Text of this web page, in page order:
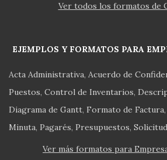
Ver todos los formatos de
EJEMPLOS Y FORMATOS PARA
Acta Administrativa Acuerdo de
Puestos Control de Inventarios
Diagrama de Gantt Formato de Factura
Minuta Pagarés Presupuestos
Ver más formatos para